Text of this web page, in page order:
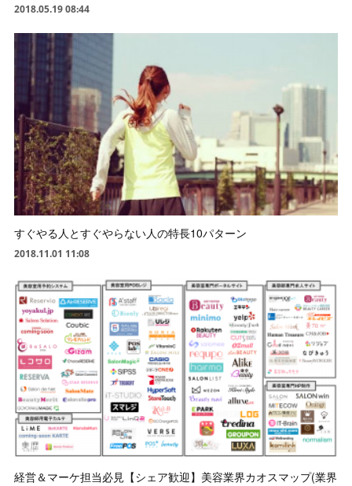
2018.05.19 08:44
すぐやる人とすぐやらない人の特長10パターン
2018.11.01 11:08
経営＆マーケ担当必見【シェア歓迎】美容業界カオスマップ(業界